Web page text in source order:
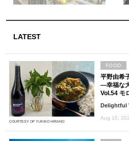
LATEST
COURTESY OF YUKIKO HIRANO
平野由希
―幸福な
Vol.54 モ
Delightful
Aug 10,
FOOD